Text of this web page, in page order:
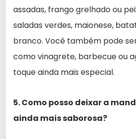
assadas, frango grelhado ou
saladas verdes, maionese,
branco. Você também pode
como vinagrete, barbecue ou
toque ainda mais especial.
5. Como posso deixar a
ainda mais saborosa?